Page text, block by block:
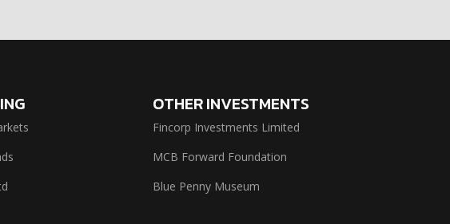
OTHER INVESTMENTS
Fincorp Investments Limited
MCB Forward Foundation
Blue Penny Museum